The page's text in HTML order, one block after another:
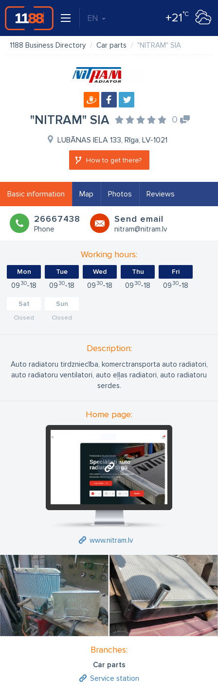
EN +21°C
1188 Business Directory Car parts "NITRAM" SIA
"NITRAM" SIA 0
LUBĀNAS IELA 133, Rīga, LV-1021
How to get there?
Basic information Map Photos Reviews
26667438
Phone
Send email
nitram@nitram.lv
Working hours:
Mon
09 30 18
Tue
09 30 18
Wed
09 30 18
Thu
09 30 18
Fri
09 30 18
Sat
Closed
Sun
Closed
Description:
Auto radiatoru tirdzniecība, komerctransporta auto radiatori,
auto radiatoru ventilatori, auto eļļas radiatori, auto radiatoru
serdes.
Home page:
www.nitram.lv
www.nitram.lv
Branches:
Car parts
Service station